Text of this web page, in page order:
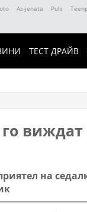
Az-jenata Puls
ТЕСТ ДРАЙВ
виждат
на